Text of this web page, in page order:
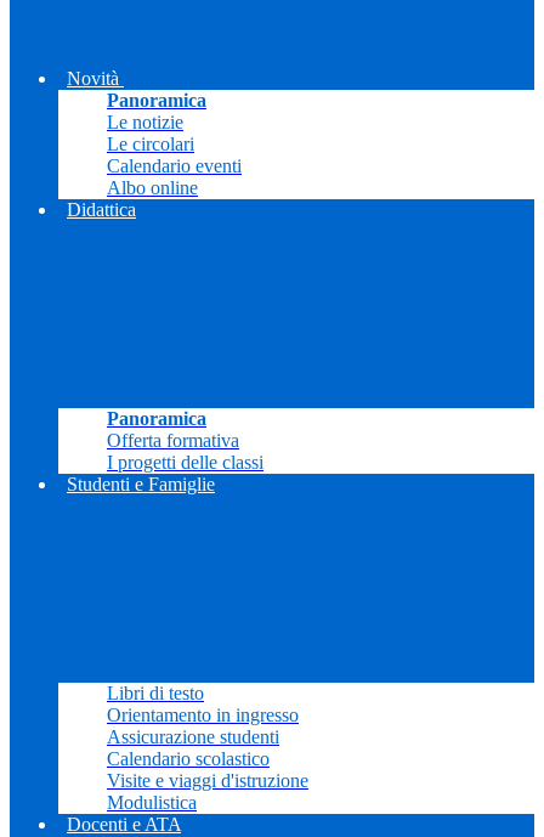
Novità
Panoramica
Le notizie
Le circolari
Calendario eventi
Albo online
Didattica
Panoramica
Offerta formativa
I progetti delle classi
Studenti e Famiglie
Libri di testo
Orientamento in ingresso
Assicurazione studenti
Calendario scolastico
Visite e viaggi d'istruzione
Modulistica
Docenti e ATA